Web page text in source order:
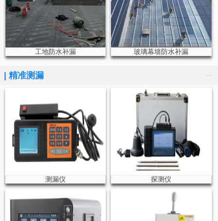
工地防水补漏 玻璃幕墙防水补漏
...
| 精准测漏
测漏仪 探测仪